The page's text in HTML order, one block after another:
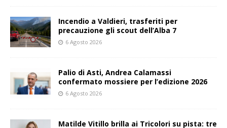
Incendio a Valdieri, trasferiti per
precauzione gli scout dell’Alba 7
6 Agosto 2026
Palio di Asti, Andrea Calamassi
confermato mossiere per l’edizione 2026
6 Agosto 2026
Matilde Vitillo brilla ai Tricolori su pista: tre